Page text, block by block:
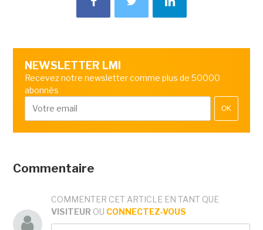
NEWSLETTER LMI
Recevez notre newsletter comme plus de 50000
abonnés
OK
Commentaire
COMMENTER CET ARTICLE EN TANT QUE
VISITEUR OU CONNECTEZ-VOUS